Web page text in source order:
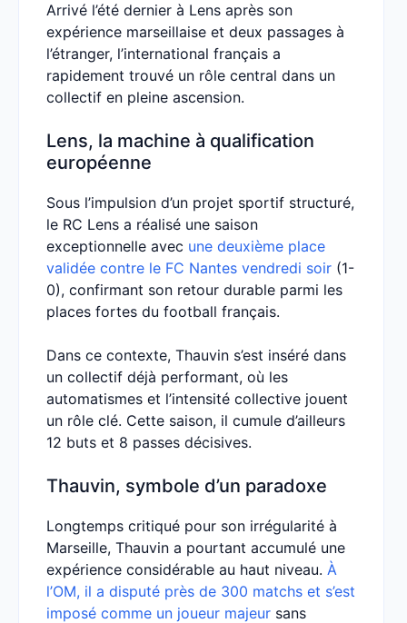
Arrivé l’été dernier à Lens après son
expérience marseillaise et deux passages à
l’étranger, l’international français a
rapidement trouvé un rôle central dans un
collectif en pleine ascension.
Lens, la machine à qualification
européenne
Sous l’impulsion d’un projet sportif structuré,
le RC Lens a réalisé une saison
exceptionnelle avec une deuxième place
validée contre le FC Nantes vendredi soir (1-
0), confirmant son retour durable parmi les
places fortes du football français.
Dans ce contexte, Thauvin s’est inséré dans
un collectif déjà performant, où les
automatismes et l’intensité collective jouent
un rôle clé. Cette saison, il cumule d’ailleurs
12 buts et 8 passes décisives.
Thauvin, symbole d’un paradoxe
Longtemps critiqué pour son irrégularité à
Marseille, Thauvin a pourtant accumulé une
expérience considérable au haut niveau. À
l’OM, il a disputé près de 300 matchs et s’est
imposé comme un joueur majeur sans